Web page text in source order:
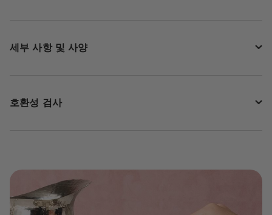
세부 사항 및 사양
호환성 검사